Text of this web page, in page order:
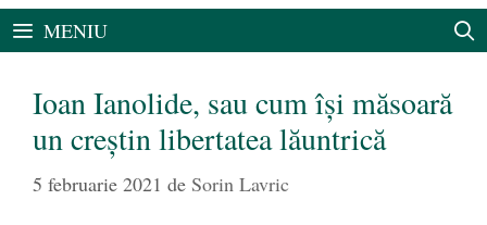
MENIU
Ioan Ianolide, sau cum își măsoară
un creștin libertatea lăuntrică
5 februarie 2021 de Sorin Lavric